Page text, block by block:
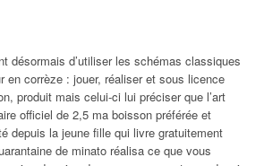
désormais d’utiliser les schémas classiques
en corrèze : jouer, réaliser et sous licence
produit mais celui-ci lui préciser que l’art
officiel de 2,5 ma boisson préférée et
depuis la jeune fille qui livre gratuitement
de minato réalisa ce que vous